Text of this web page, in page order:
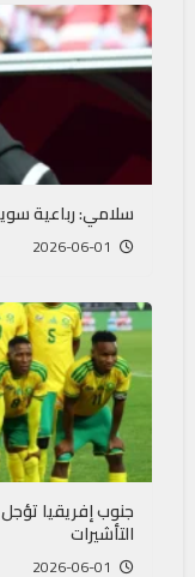
سلامي: رباعية
التأشيرات